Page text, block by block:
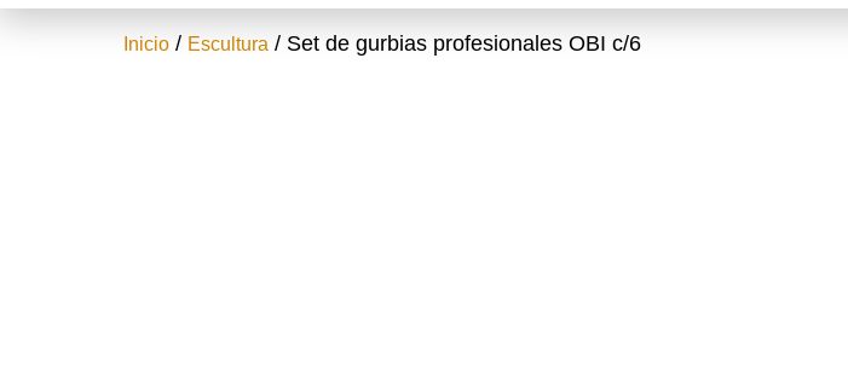
Inicio / Escultura / Set de gurbias profesionales OBI c/6